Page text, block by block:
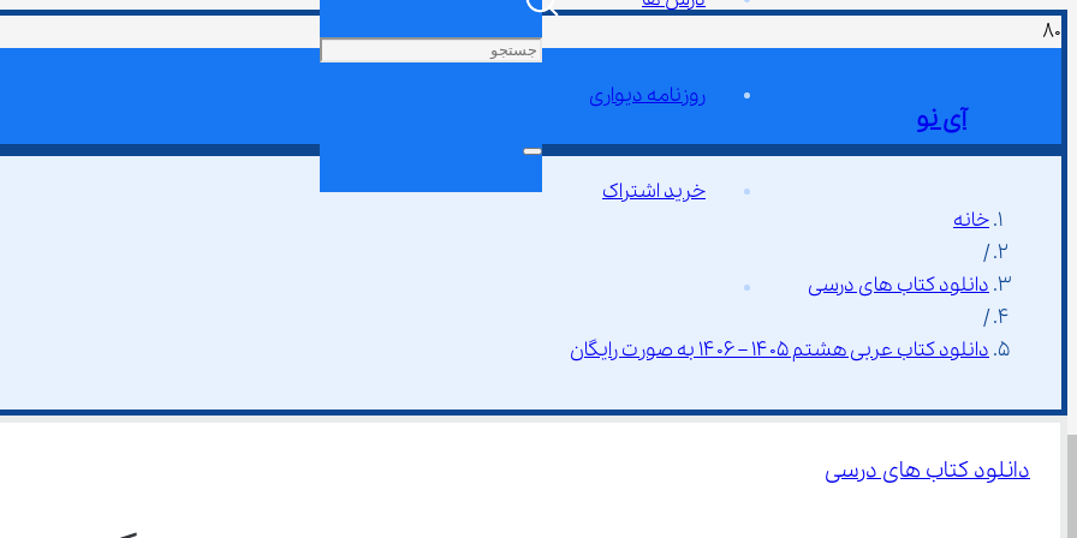
آی نو
روزنامه دیواری
خرید اشتراک
خانه
/
دانلود کتاب های درسی
/
دانلود کتاب عربی هشتم ۱۴۰۵ – ۱۴۰۶ به صورت رایگان
دانلود کتاب های درسی